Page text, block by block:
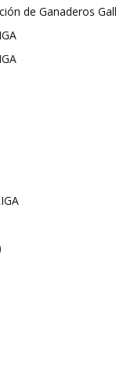
de Ganaderos